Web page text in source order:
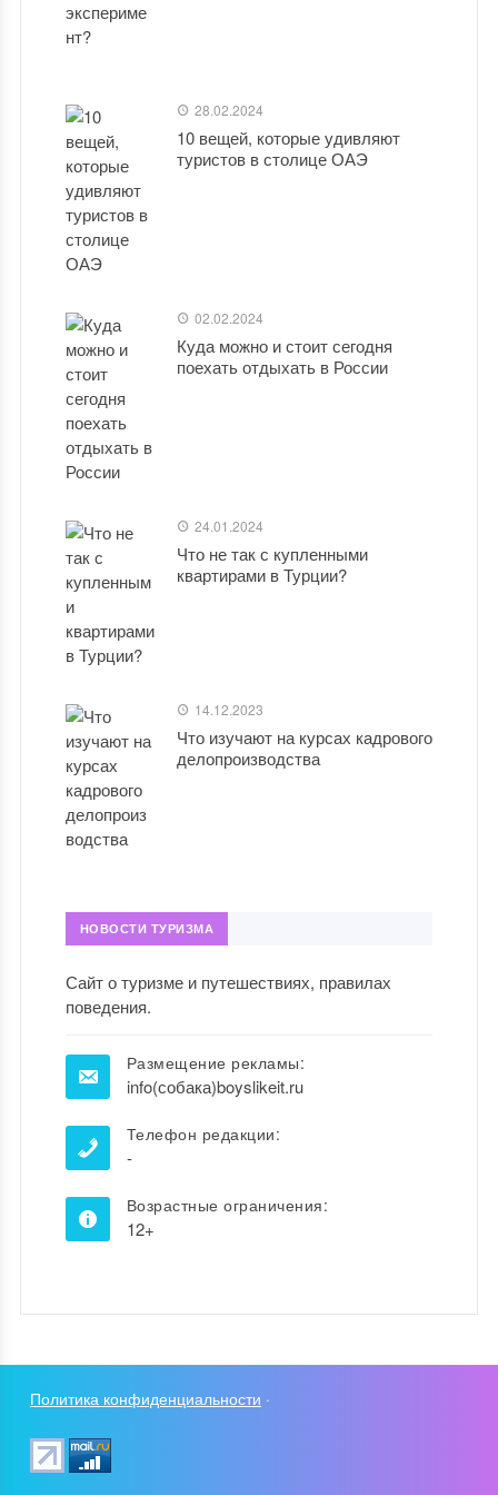
28.02.2024
10 вещей, которые удивляют
туристов в столице ОАЭ
02.02.2024
Куда можно и стоит сегодня
поехать отдыхать в России
24.01.2024
Что не так с купленными
квартирами в Турции?
14.12.2023
Что изучают на курсах кадрового
делопроизводства
НОВОСТИ ТУРИЗМА
Сайт о туризме и путешествиях, правилах
поведения.
Размещение рекламы:
info(собака)boyslikeit.ru
Телефон редакции:
-
Возрастные ограничения:
12+
Политика конфиденциальности ·